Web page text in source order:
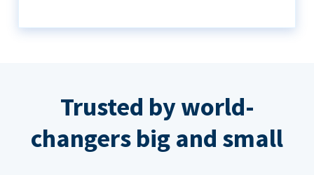
Trusted by world-
changers big and small